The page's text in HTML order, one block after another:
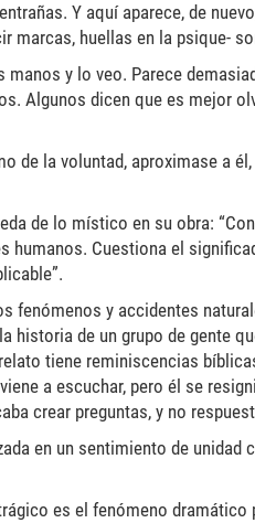
Y aquí aparece, de
marcas, huellas en la psique-
y lo veo. Parece
Algunos dicen que es mejor
de la voluntad, aproximase a
de lo místico en su obra:
humanos. Cuestiona el
fenómenos y accidentes
historia de un grupo de gente
tiene reminiscencias
a escuchar, pero él se
crear preguntas, y no
en un sentimiento de unidad
es el fenómeno